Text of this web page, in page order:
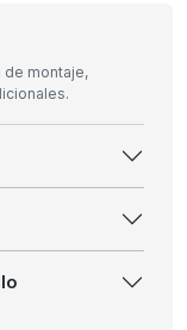
de montaje,